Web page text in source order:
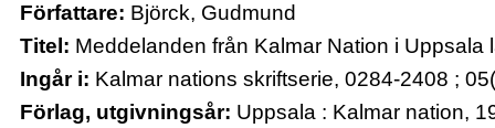
Författare: Björck, Gudmund
Titel: Meddelanden från Kalmar Nation i
Ingår i: Kalmar nations skriftserie, 0284-2408 ;
Förlag, utgivningsår: Uppsala : Kalmar nation,